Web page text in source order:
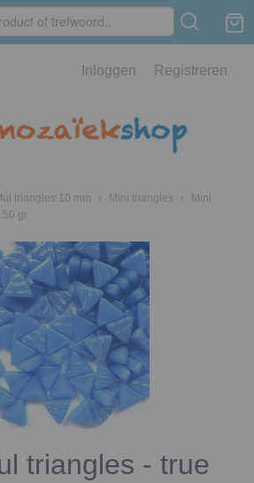
Inloggen Registreren
triangles 10 mm › Mini triangles ›
Mini
50 gr
triangles - true